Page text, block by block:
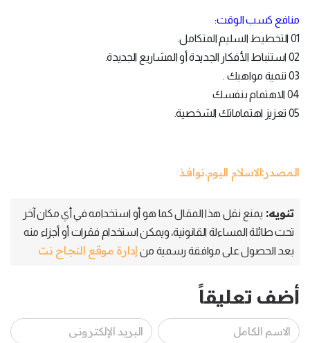
منافع كسب الوقت:
01 التخطيط السليم المتكامل.
02 استنباط الأفكار الجديدة أو المشاريع الجديدة.
03 تنمية مواهبك .
04 الاهتمام بنفسك
05 تعزيز اهتماماتك الشخصية.
المصدر:الاسلام اليوم.نوافـذ
تنويه: يمنع نقل هذا المقال كما هو أو استخدامه في أي مكان آخر
تحت طائلة المساءلة القانونية، ويمكن استخدام فقرات أو أجزاء منه
بعد الحصول على موافقة رسمية من إدارة موقع النجاح نت
أضف تعليقاً